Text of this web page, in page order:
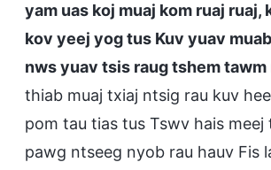
yam uas koj muaj kom ruaj
kov yeej yog tus Kuv yuav
nws yuav tsis raug tshem tawm
thiab muaj txiaj ntsig rau kuv
pom tau tias tus Tswv hais
pawg ntseeg nyob rau hauv Fis